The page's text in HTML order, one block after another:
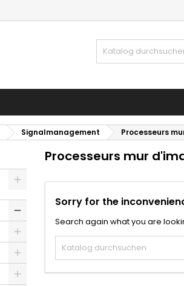
Signalmanagement Processeurs
Processeurs mur
Sorry for the
Search again what you are
My wishlists
Create new list
((modalTitle))
((confirmMessage))
Wunschliste
Anmelden
Sie müssen angemeldet